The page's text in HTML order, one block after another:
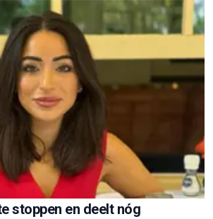
stoppen en deelt nóg